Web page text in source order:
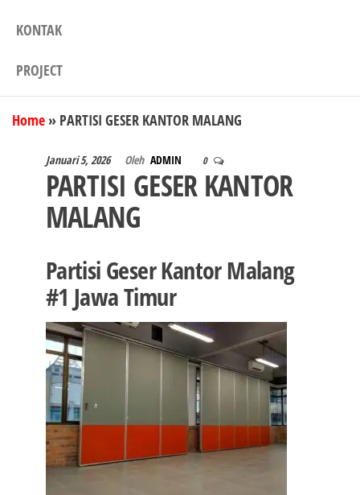
KONTAK
PROJECT
Home » PARTISI GESER KANTOR MALANG
Januari 5, 2026 Oleh ADMIN 0
PARTISI GESER KANTOR
MALANG
Partisi Geser Kantor Malang
#1 Jawa Timur